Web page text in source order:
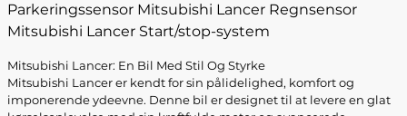
Parkeringssensor Mitsubishi Lancer Regnsensor
Mitsubishi Lancer Start/stop-system
Mitsubishi Lancer: En Bil Med Stil Og Styrke
Mitsubishi Lancer er kendt for sin pålidelighed, komfort og
imponerende ydeevne. Denne bil er designet til at levere en glat